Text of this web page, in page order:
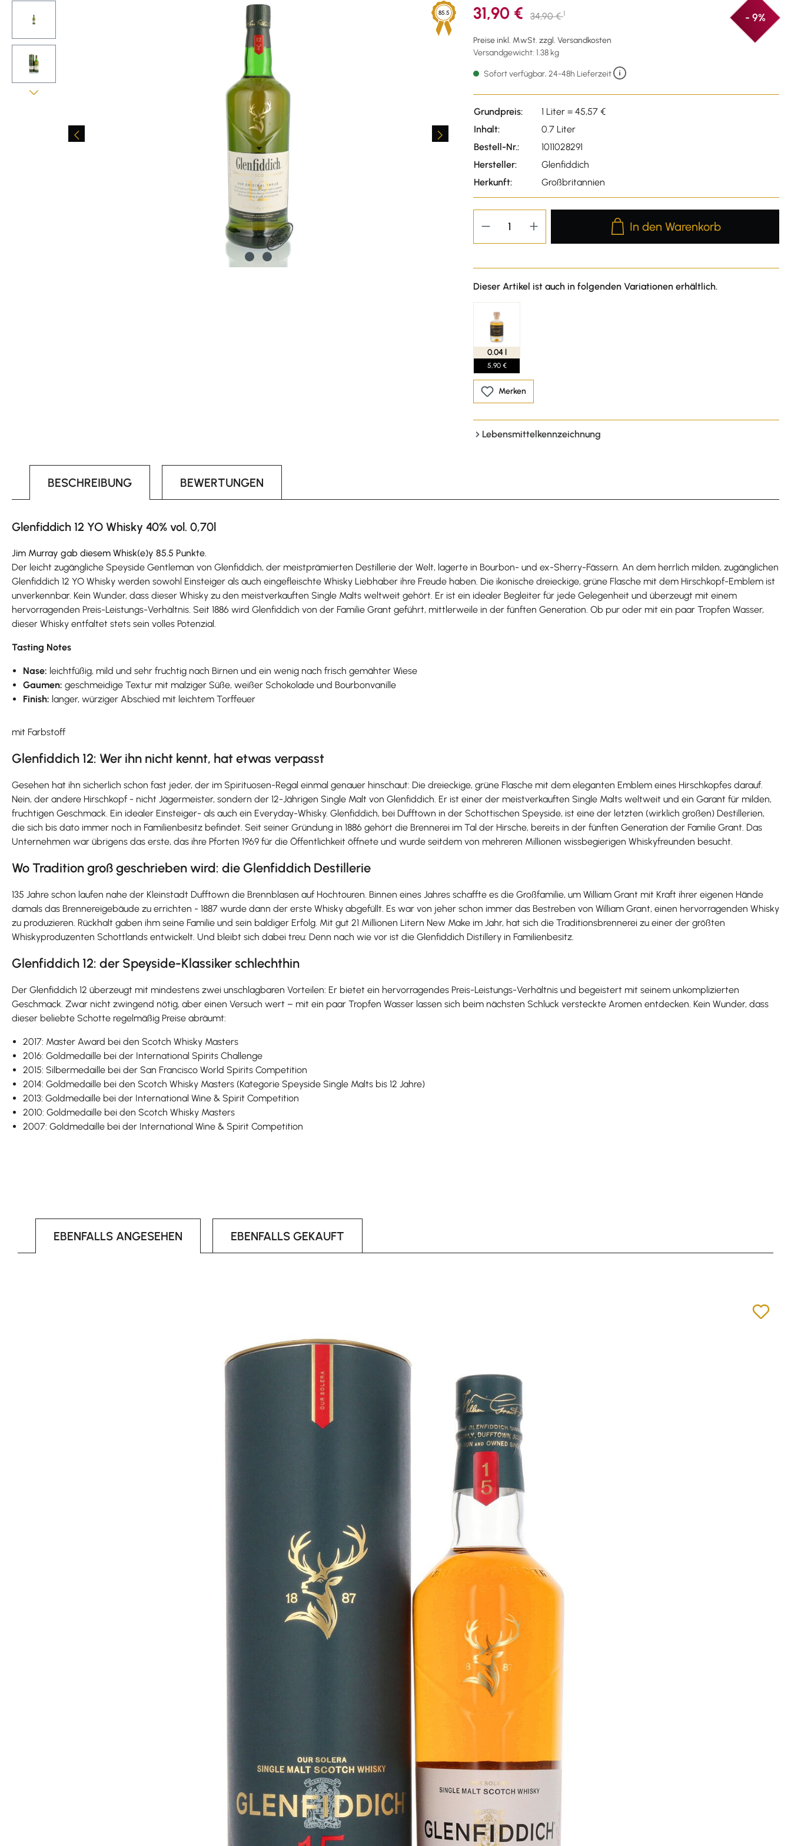
85.5 31,90 € 34,90 €1 - 9%
Preise inkl. MwSt. zzgl. Versandkosten
Versandgewicht: 1.38 kg
Sofort verfügbar, 24-48h Lieferzeit
Grundpreis:
1 Liter = 45,57 €
Inhalt:
0.7 Liter
Bestell-Nr.:
1011028291
Hersteller:
Glenfiddich
Herkunft:
Großbritannien
Produkt Anzahl: Gib den
In den Warenkorb
Dieser Artikel ist auch in folgenden Variationen erhältlich.
0.04 l
5,90 €
Merken
Lebensmittelkennzeichnung
BESCHREIBUNG BEWERTUNGEN
Glenfiddich 12 YO Whisky 40% vol. 0,70l
Jim Murray gab diesem Whisk(e)y 85.5 Punkte.
Der leicht zugängliche Speyside Gentleman von Glenfiddich, der meistprämierten Destillerie der Welt, lagerte in Bourbon- und ex-Sherry-Fässern. An dem herrlich milden, zugänglichen
Glenfiddich 12 YO Whisky werden sowohl Einsteiger als auch eingefleischte Whisky Liebhaber ihre Freude haben. Die ikonische dreieckige, grüne Flasche mit dem Hirschkopf-Emblem ist
unverkennbar. Kein Wunder, dass dieser Whisky zu den meistverkauften Single Malts weltweit gehört. Er ist ein idealer Begleiter für jede Gelegenheit und überzeugt mit einem
hervorragenden Preis-Leistungs-Verhältnis. Seit 1886 wird Glenfiddich von der Familie Grant geführt, mittlerweile in der fünften Generation. Ob pur oder mit ein paar Tropfen Wasser,
dieser Whisky entfaltet stets sein volles Potenzial.
Tasting Notes
Nase: leichtfüßig, mild und sehr fruchtig nach Birnen und ein wenig nach frisch gemähter Wiese
Gaumen:geschmeidige Textur mit malziger Süße, weißer Schokolade und Bourbonvanille
Finish: langer, würziger Abschied mit leichtem Torffeuer
mit Farbstoff
Glenfiddich 12: Wer ihn nicht kennt, hat etwas verpasst
Gesehen hat ihn sicherlich schon fast jeder, der im Spirituosen-Regal einmal genauer hinschaut: Die dreieckige, grüne Flasche mit dem eleganten Emblem eines Hirschkopfes darauf.
Nein, der andere Hirschkopf - nicht Jägermeister, sondern der 12-Jährigen Single Malt von Glenfiddich. Er ist einer der meistverkauften Single Malts weltweit und ein Garant für milden,
fruchtigen Geschmack. Ein idealer Einsteiger- als auch ein Everyday-Whisky. Glenfiddich, bei Dufftown in der Schottischen Speyside, ist eine der letzten (wirklich großen) Destillerien,
die sich bis dato immer noch in Familienbesitz befindet. Seit seiner Gründung in 1886 gehört die Brennerei im Tal der Hirsche, bereits in der fünften Generation der Familie Grant. Das
Unternehmen war übrigens das erste, das ihre Pforten 1969 für die Öffentlichkeit öffnete und wurde seitdem von mehreren Millionen wissbegierigen Whiskyfreunden besucht.
Wo Tradition groß geschrieben wird: die Glenfiddich Destillerie
135 Jahre schon laufen nahe der Kleinstadt Dufftown die Brennblasen auf Hochtouren. Binnen eines Jahres schaffte es die Großfamilie, um William Grant mit Kraft ihrer eigenen Hände
damals das Brennereigebäude zu errichten - 1887 wurde dann der erste Whisky abgefüllt. Es war von jeher schon immer das Bestreben von William Grant, einen hervorragenden Whisky
zu produzieren. Rückhalt gaben ihm seine Familie und sein baldiger Erfolg. Mit gut 21 Millionen Litern New Make im Jahr, hat sich die Traditionsbrennerei zu einer der größten
Whiskyproduzenten Schottlands entwickelt. Und bleibt sich dabei treu: Denn nach wie vor ist die Glenfiddich Distillery in Familienbesitz.
Glenfiddich 12: der Speyside-Klassiker schlechthin
Der Glenfiddich 12 überzeugt mit mindestens zwei unschlagbaren Vorteilen: Er bietet ein hervorragendes Preis-Leistungs-Verhältnis und begeistert mit seinem unkomplizierten
Geschmack. Zwar nicht zwingend nötig, aber einen Versuch wert – mit ein paar Tropfen Wasser lassen sich beim nächsten Schluck versteckte Aromen entdecken. Kein Wunder, dass
dieser beliebte Schotte regelmäßig Preise abräumt:
2017: Master Award bei den Scotch Whisky Masters
2016: Goldmedaille bei der International Spirits Challenge
2015: Silbermedaille bei der San Francisco World Spirits Competition
2014: Goldmedaille bei den Scotch Whisky Masters (Kategorie Speyside Single Malts bis 12 Jahre)
2013: Goldmedaille bei der International Wine & Spirit Competition
2010: Goldmedaille bei den Scotch Whisky Masters
2007: Goldmedaille bei der International Wine & Spirit Competition
EBENFALLS ANGESEHEN EBENFALLS GEKAUFT